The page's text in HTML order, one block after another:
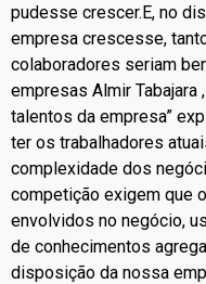
pudesse crescer.E, no
empresa crescesse,
colaboradores seriam
empresas Almir Tabajara
talentos da empresa”
ter os trabalhadores
complexidade dos
competição exigem que
envolvidos no negócio,
de conhecimentos
disposição da nossa